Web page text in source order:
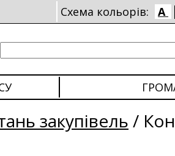
Схема кольорів: A
закупівель /